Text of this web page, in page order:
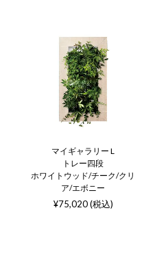
マイギャラリー L
トレー四段
ホワイトウッド/チーク/クリ
ア/エボニー
¥75,020 (税込)